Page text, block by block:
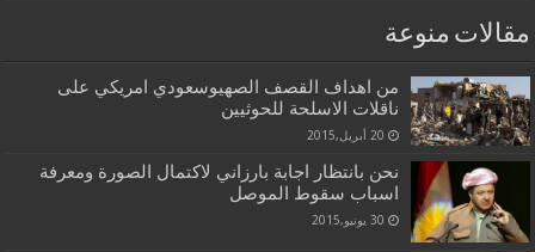
مقالات منوعة
من اهداف القصف الصهيوسعودي امريكي على
ناقلات الاسلحة للحوثيين
20 أبريل,2015
نحن بانتظار اجابة بارزاني لاكتمال الصورة ومعرفة
اسباب سقوط الموصل
30 يونيو,2015